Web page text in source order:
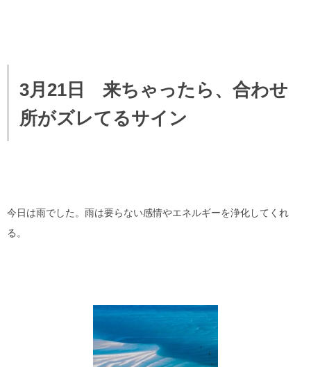
3月21日 来ちゃったら、合わせ
所がズレてるサイン
今日は雨でした。雨は要らない感情やエネルギーを浄化してくれ
る。